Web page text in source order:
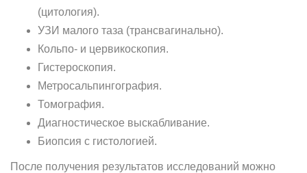
(цитология).
УЗИ малого таза (трансвагинально).
Кольпо- и цервикоскопия.
Гистероскопия.
Метросальпингография.
Томография.
Диагностическое выскабливание.
Биопсия с гистологией.
После получения результатов исследований можно